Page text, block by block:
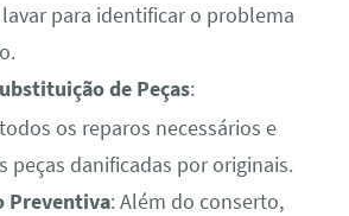
para identificar o problema
de Peças:
os reparos necessários e
peças danificadas por originais.
Preventiva: Além do conserto,